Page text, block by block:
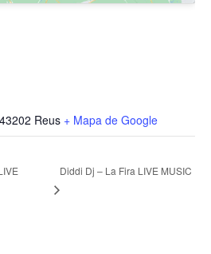
Reus + Mapa de Google
Diddi Dj – La Fira LIVE MUSIC